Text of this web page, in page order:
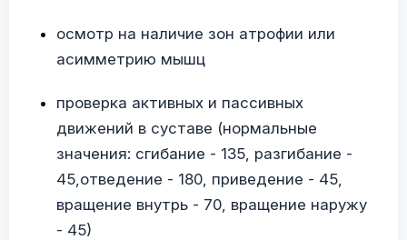
осмотр на наличие зон атрофии или
асимметрию мышц
проверка активных и пассивных
движений в суставе (нормальные
значения: сгибание - 135, разгибание -
45,отведение - 180, приведение - 45,
вращение внутрь - 70, вращение наружу
- 45)